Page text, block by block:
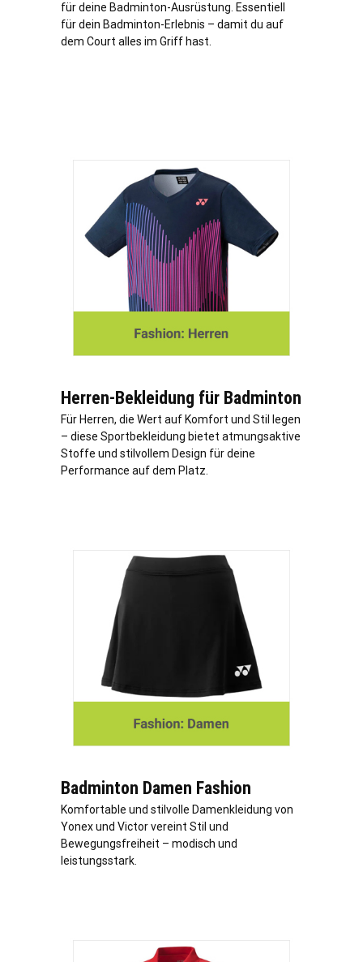
für deine Badminton-Ausrüstung. Essentiell
für dein Badminton-Erlebnis – damit du auf
dem Court alles im Griff hast.
Herren-Bekleidung für Badminton
Für Herren, die Wert auf Komfort und Stil legen
– diese Sportbekleidung bietet atmungsaktive
Stoffe und stilvollem Design für deine
Performance auf dem Platz.
Badminton Damen Fashion
Komfortable und stilvolle Damenkleidung von
Yonex und Victor vereint Stil und
Bewegungsfreiheit – modisch und
leistungsstark.